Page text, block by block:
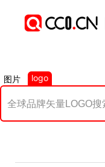
图片 logo